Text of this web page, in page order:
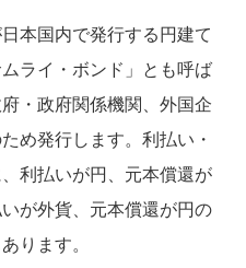
本国内で発行する円建て
ライ・ボンド」とも呼ば
・政府関係機関、外国企
め発行します。利払い・
利払いが円、元本償還が
が外貨、元本償還が円の
ります。